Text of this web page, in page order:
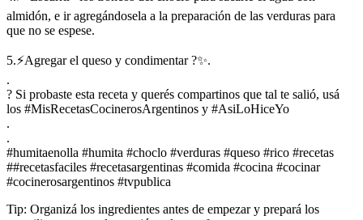
almidón, e ir agregándosela a la preparación de las verduras para
que no se espese.
5.⚡Agregar el queso y condimentar ?✨.
.
? Si probaste esta receta y querés compartinos que tal te salió, usá
los #MisRecetasCocinerosArgentinos y #AsiLoHiceYo
.
.
#humitaenolla #humita #choclo #verduras #queso #rico #recetas
##recetasfaciles #recetasargentinas #comida #cocina #cocinar
#cocinerosargentinos #tvpublica
Tip: Organizá los ingredientes antes de empezar y prepará los